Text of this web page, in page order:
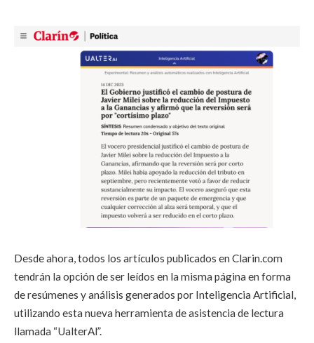
Desde ahora, todos los artículos publicados en Clarin.com
tendrán la opción de ser leídos en la misma página en forma
de resúmenes y análisis generados por Inteligencia Artificial,
utilizando esta nueva herramienta de asistencia de lectura
llamada “UalterAl”.